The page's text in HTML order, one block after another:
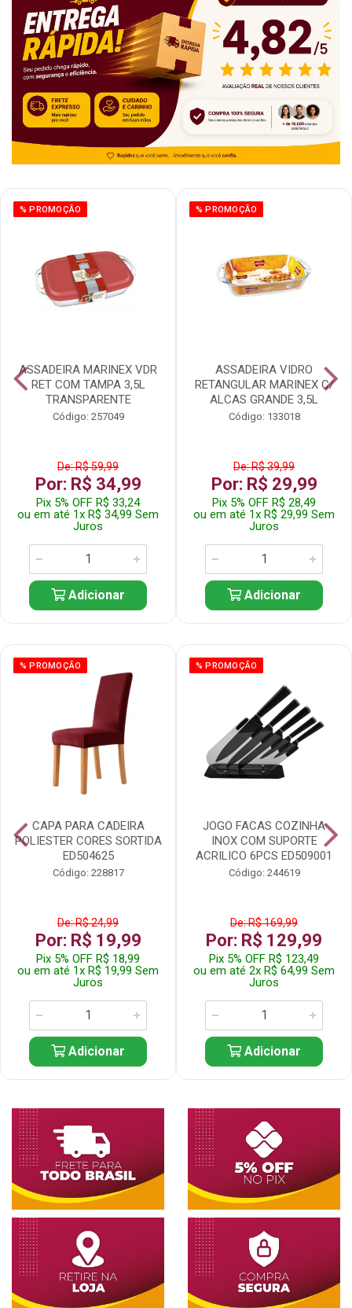
% PROMOÇÃO
ASSADEIRA MARINEX VDR
RET COM TAMPA 3,5L
TRANSPARENTE
Código: 257049
De: R$ 59,99
Por: R$ 34,99
Pix 5% OFF R$ 33,24
ou em até 1x R$ 34,99 Sem
Juros
Adicionar
% PROMOÇÃO
ASSADEIRA VIDRO
RETANGULAR MARINEX C/
ALCAS GRANDE 3,5L
Código: 133018
De: R$ 39,99
Por: R$ 29,99
Pix 5% OFF R$ 28,49
ou em até 1x R$ 29,99 Sem
Juros
Adicionar
% PROMOÇÃO
CAPA PARA CADEIRA
POLIESTER CORES SORTIDA
ED504625
Código: 228817
De: R$ 24,99
Por: R$ 19,99
Pix 5% OFF R$ 18,99
ou em até 1x R$ 19,99 Sem
Juros
Adicionar
% PROMOÇÃO
JOGO FACAS COZINHA
INOX COM SUPORTE
ACRILICO 6PCS ED509001
Código: 244619
De: R$ 169,99
Por: R$ 129,99
Pix 5% OFF R$ 123,49
ou em até 2x R$ 64,99 Sem
Juros
Adicionar